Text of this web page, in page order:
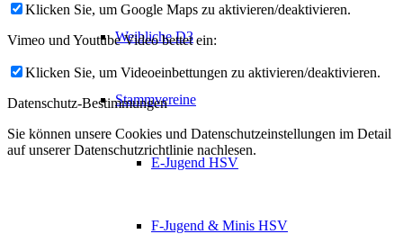
Weibliche D3
Stammvereine
E-Jugend HSV
F-Jugend & Minis HSV
Klicken Sie, um Google Maps zu aktivieren/deaktivieren.
Vimeo und Youtube Video bettet ein:
Klicken Sie, um Videoeinbettungen zu aktivieren/deaktivieren.
Datenschutz-Bestimmungen
Sie können unsere Cookies und Datenschutzeinstellungen im Detail
auf unserer Datenschutzrichtlinie nachlesen.